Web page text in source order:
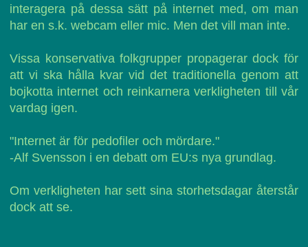
interagera på dessa sätt på internet med, om man
har en s.k. webcam eller mic. Men det vill man inte.
Vissa konservativa folkgrupper propagerar dock för
att vi ska hålla kvar vid det traditionella genom att
bojkotta internet och reinkarnera verkligheten till vår
vardag igen.
"Internet är för pedofiler och mördare."
-Alf Svensson i en debatt om EU:s nya grundlag.
Om verkligheten har sett sina storhetsdagar återstår
dock att se.